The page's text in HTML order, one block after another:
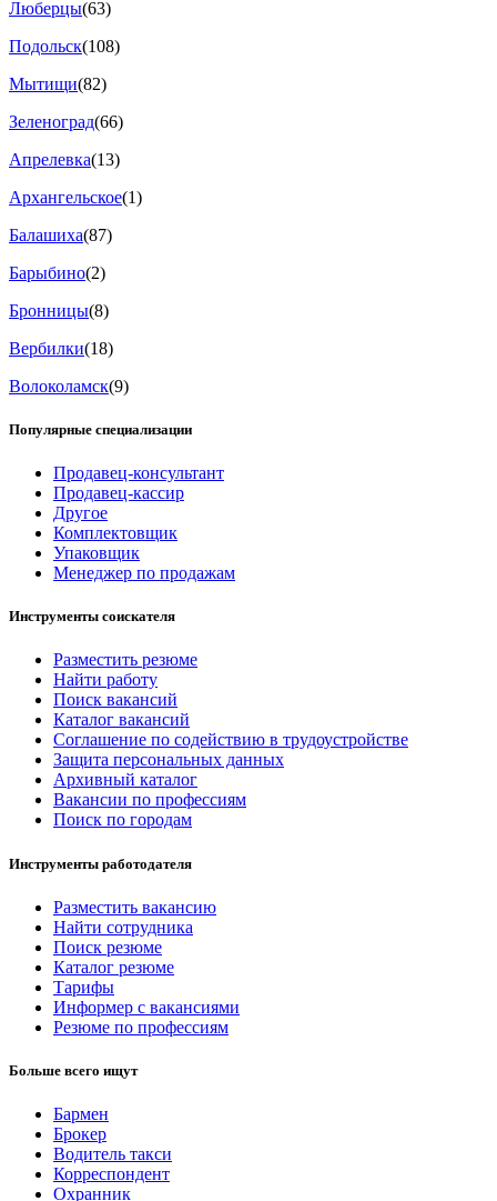
Люберцы(63)
Подольск(108)
Мытищи(82)
Зеленоград(66)
Апрелевка(13)
Архангельское(1)
Балашиха(87)
Барыбино(2)
Бронницы(8)
Вербилки(18)
Волоколамск(9)
Популярные специализации
Продавец-консультант
Продавец-кассир
Другое
Комплектовщик
Упаковщик
Менеджер по продажам
Инструменты соискателя
Разместить резюме
Найти работу
Поиск вакансий
Каталог вакансий
Соглашение по содействию в трудоустройстве
Защита персональных данных
Архивный каталог
Вакансии по профессиям
Поиск по городам
Инструменты работодателя
Разместить вакансию
Найти сотрудника
Поиск резюме
Каталог резюме
Тарифы
Информер с вакансиями
Резюме по профессиям
Больше всего ищут
Бармен
Брокер
Водитель такси
Корреспондент
Охранник